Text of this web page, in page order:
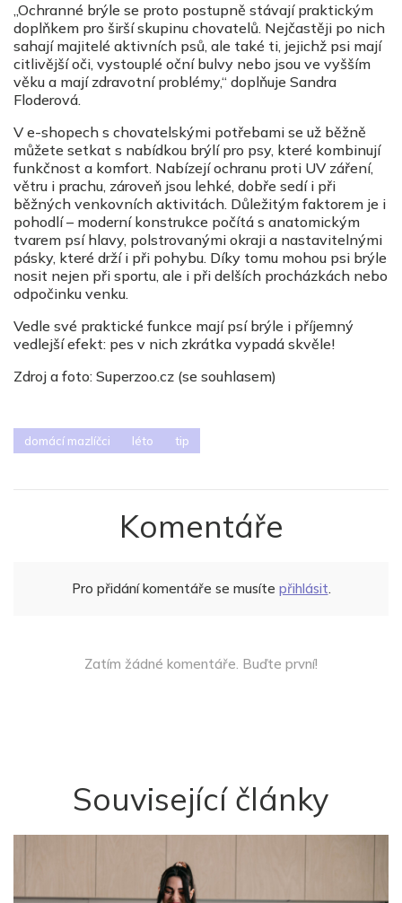
„Ochranné brýle se proto postupně stávají praktickým
doplňkem pro širší skupinu chovatelů. Nejčastěji po nich
sahají majitelé aktivních psů, ale také ti, jejichž psi mají
citlivější oči, vystouplé oční bulvy nebo jsou ve vyšším
věku a mají zdravotní problémy,“ doplňuje Sandra
Floderová.
V e-shopech s chovatelskými potřebami se už běžně
můžete setkat s nabídkou brýlí pro psy, které kombinují
funkčnost a komfort. Nabízejí ochranu proti UV záření,
větru i prachu, zároveň jsou lehké, dobře sedí i při
běžných venkovních aktivitách. Důležitým faktorem je i
pohodlí – moderní konstrukce počítá s anatomickým
tvarem psí hlavy, polstrovanými okraji a nastavitelnými
pásky, které drží i při pohybu. Díky tomu mohou psi brýle
nosit nejen při sportu, ale i při delších procházkách nebo
odpočinku venku.
Vedle své praktické funkce mají psí brýle i příjemný
vedlejší efekt: pes v nich zkrátka vypadá skvěle!
Zdroj a foto: Superzoo.cz (se souhlasem)
domácí mazlíčci léto tip
Komentáře
Pro přidání komentáře se musíte přihlásit.
Zatím žádné komentáře. Buďte první!
Související články